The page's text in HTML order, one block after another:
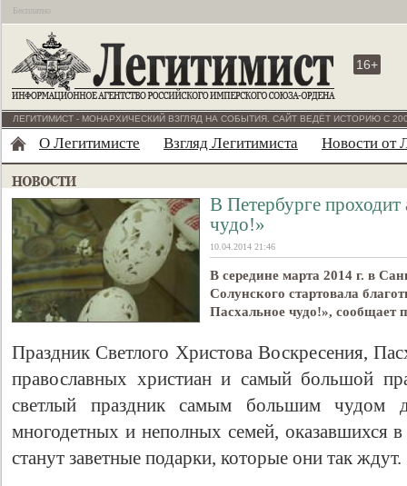
Бесплатно
16+
ЛЕГИТИМИСТ - МОНАРХИЧЕСКИЙ ВЗГЛЯД НА СОБЫТИЯ. САЙТ ВЕДЁТ ИСТОРИЮ С
О Легитимисте Взгляд Легитимиста Новости от
В Петербурге
чудо!»
10.04.2014 21:46
В середине марта 2014 г. в
Солунского стартовала
Пасхальное чудо!», сообщает
Праздник Светлого Христова Воскресения,
православных христиан и самый большой
светлый праздник самым большим чудом
многодетных и неполных семей, оказавшихся
станут заветные подарки, которые они так ждут.